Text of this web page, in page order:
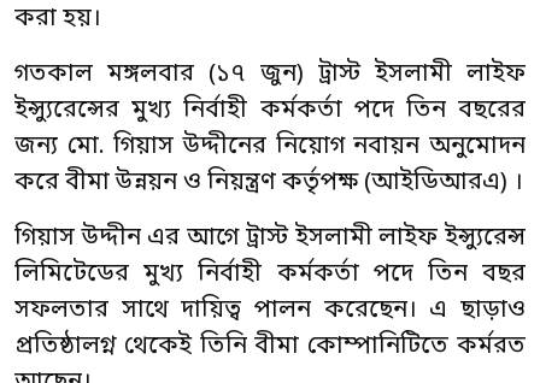
করা হয়।
গতকাল মঙ্গলবার (১৭ জুন) ট্রাস্ট ইসলামী লাইফ
ইন্স্যুরেন্সের মুখ্য নির্বাহী কর্মকর্তা পদে তিন বছরের
জন্য মো. গিয়াস উদ্দীনের নিয়োগ নবায়ন অনুমোদন
করে বীমা উন্নয়ন ও নিয়ন্ত্রণ কর্তৃপক্ষ (আইডিআরএ) ।
গিয়াস উদ্দীন এর আগে ট্রাস্ট ইসলামী লাইফ ইন্স্যুরেন্স
লিমিটেডের মুখ্য নির্বাহী কর্মকর্তা পদে তিন বছর
সফলতার সাথে দায়িত্ব পালন করেছেন। এ ছাড়াও
প্রতিষ্ঠালগ্ন থেকেই তিনি বীমা কোম্পানিটিতে কর্মরত